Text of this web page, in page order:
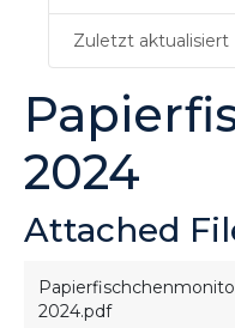
Zuletzt aktualisiert
2024
Attached
2024.pdf